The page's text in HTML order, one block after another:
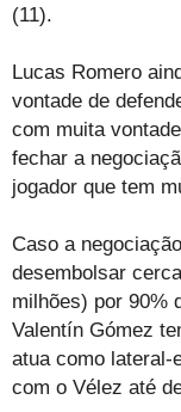
(11).
Lucas Romero
vontade de
com muita
fechar a
jogador que tem
Caso a
desembolsar
milhões) por 90%
Valentín Gómez
atua como lateral-
com o Vélez até